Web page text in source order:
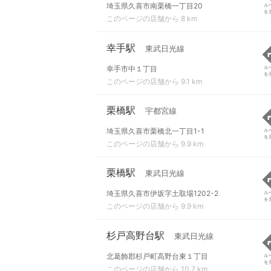
埼玉県久喜市南栗橋一丁目20
このページの店舗から 8 km
ル
を
幸手駅 東武日光線
幸手市中１丁目
このページの店舗から 9.1 km
ル
を
栗橋駅 宇都宮線
埼玉県久喜市栗橋北一丁目1-1
このページの店舗から 9.9 km
ル
を
栗橋駅 東武日光線
埼玉県久喜市伊坂字土取場1202-2
このページの店舗から 9.9 km
ル
を
杉戸高野台駅 東武日光線
北葛飾郡杉戸町高野台東１丁目
このページの店舗から 10.7 km
ル
を